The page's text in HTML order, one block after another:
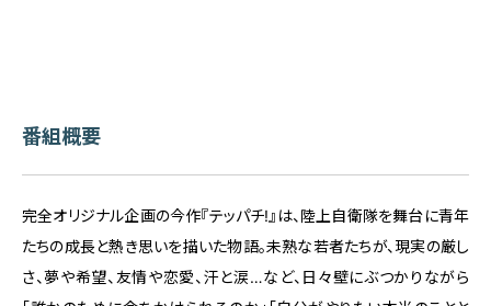
番組概要
完全オリジナル企画の今作『テッパチ!』は、陸上自衛隊を舞台に青年
たちの成長と熱き思いを描いた物語。未熟な若者たちが、現実の厳し
さ、夢や希望、友情や恋愛、汗と涙…など、日々壁にぶつかりながら